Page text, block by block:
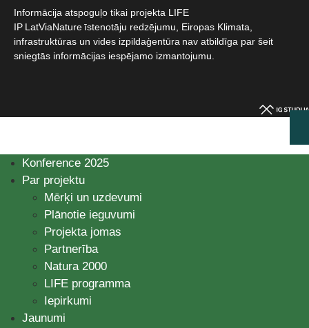
Informācija atspoguļo tikai projekta LIFE
IP LatViaNature īstenotāju redzējumu, Eiropas Klimata,
infrastruktūras un vides izpildaģentūra nav atbildīga par šeit
sniegtās informācijas iespējamo izmantojumu.​
Konference 2025
Par projektu
Mērķi un uzdevumi
Plānotie ieguvumi
Projekta jomas
Partnerība
Natura 2000
LIFE programma
Iepirkumi
Jaunumi